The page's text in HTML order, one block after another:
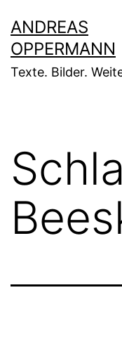
Inhalt
springen
ANDREAS
OPPERMANN
Texte. Bilder.